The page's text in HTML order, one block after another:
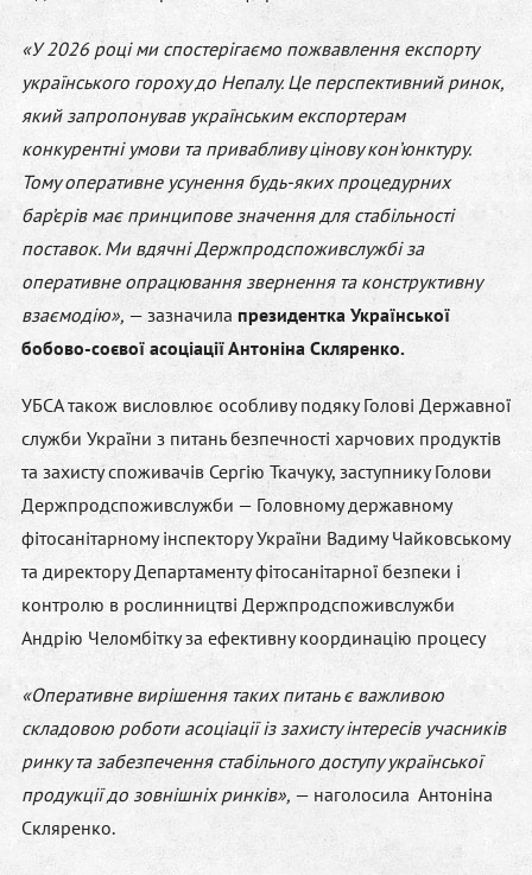
«У 2026 році ми спостерігаємо пожвавлення експорту
українського гороху до Непалу. Це перспективний ринок,
який запропонував українським експортерам
конкурентні умови та привабливу цінову кон’юнктуру.
Тому оперативне усунення будь-яких процедурних
бар’єрів має принципове значення для стабільності
поставок. Ми вдячні Держпродспоживслужбі за
оперативне опрацювання звернення та конструктивну
взаємодію», — зазначила президентка Української
бобово-соєвої асоціації Антоніна Скляренко.
УБСА також висловлює особливу подяку Голові Державної
служби України з питань безпечності харчових продуктів
та захисту споживачів Сергію Ткачуку, заступнику Голови
Держпродспоживслужби — Головному державному
фітосанітарному інспектору України Вадиму Чайковському
та директору Департаменту фітосанітарної безпеки і
контролю в рослинництві Держпродспоживслужби
Андрію Челомбітку за ефективну координацію процесу
«Оперативне вирішення таких питань є важливою
складовою роботи асоціації із захисту інтересів учасників
ринку та забезпечення стабільного доступу української
продукції до зовнішніх ринків», — наголосила Антоніна
Скляренко.